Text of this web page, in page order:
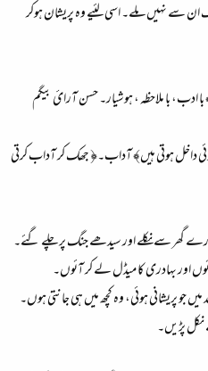
سے نہیں ملے۔ اسی لئیے وہ پریشان ہوکر
با ملاحظہ ، ہوشیار۔ حسن آرائ بیگم
داخل ہوتی ہیں﴾ آداب۔﴿ جھک کر آداب کرتی
گھر سے نکلے اور سیدھے جنگ پر چلے گئے۔
اور بہادری کا میڈل لے کر آئوں۔
جو پریشانی ہوئی، وہ کچھ میں ہی جانتی ہوں۔
نکل پڑیں۔